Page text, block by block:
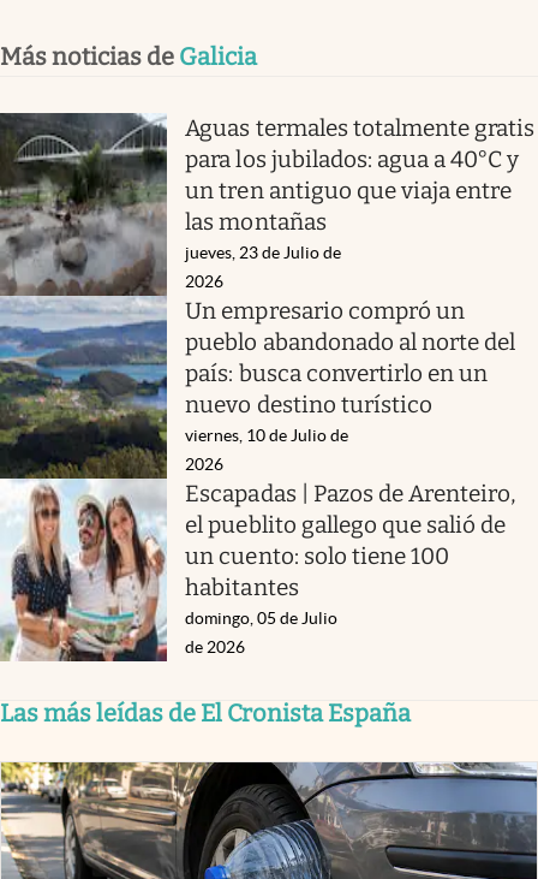
Más noticias de Galicia
Aguas termales totalmente gratis
para los jubilados: agua a 40°C y
un tren antiguo que viaja entre
las montañas
jueves, 23 de Julio de
2026
Un empresario compró un
pueblo abandonado al norte del
país: busca convertirlo en un
nuevo destino turístico
viernes, 10 de Julio de
2026
Escapadas | Pazos de Arenteiro,
el pueblito gallego que salió de
un cuento: solo tiene 100
habitantes
domingo, 05 de Julio
de 2026
Las más leídas de El Cronista España